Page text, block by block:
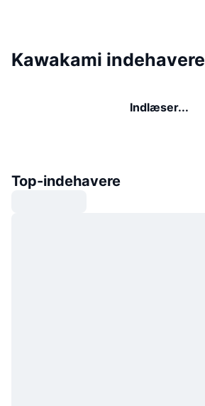
Kawakami indehavere
Indlæser...
Top-indehavere